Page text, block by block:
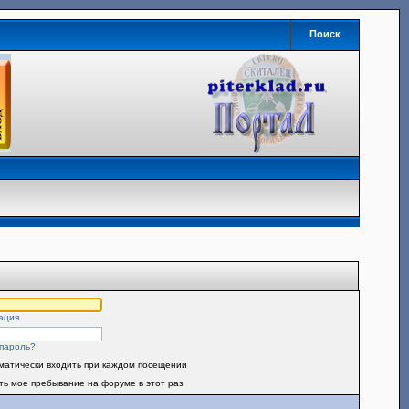
Поиск
входить при каждом посещении
мое пребывание на форуме в этот раз